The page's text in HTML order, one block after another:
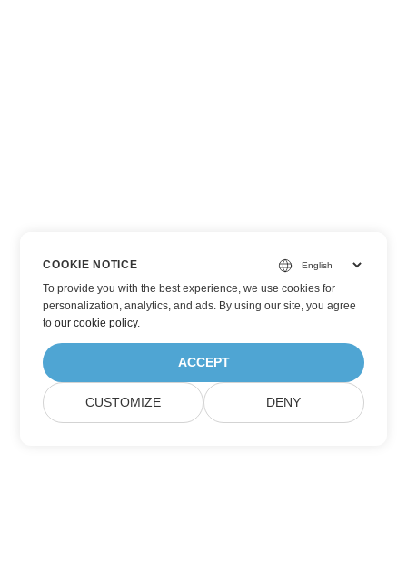
COOKIE NOTICE
To provide you with the best experience, we use cookies for
personalization, analytics, and ads. By using our site, you agree
toour cookie policy.
ACCEPT
CUSTOMIZE DENY